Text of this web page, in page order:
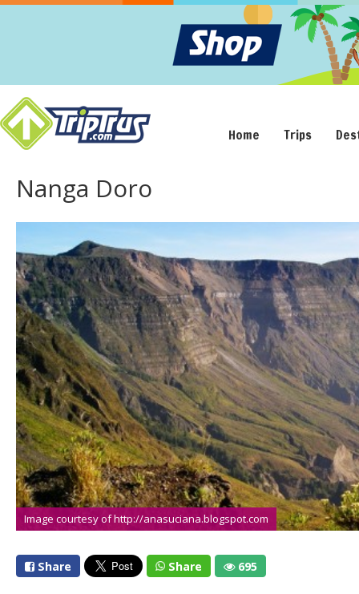
Home Trips
Nanga Doro
Image courtesy of http://anasuciana.blogspot.com
Share Share 695